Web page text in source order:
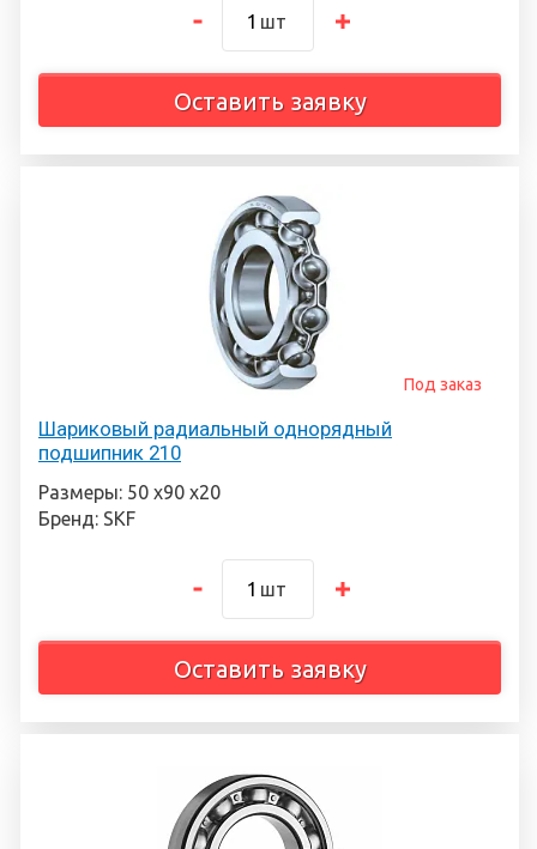
шт
Оставить заявку
Шариковый радиальный однорядный
подшипник 210
Под заказ
Размеры: 50 х90 х20
Бренд: SKF
шт
Оставить заявку